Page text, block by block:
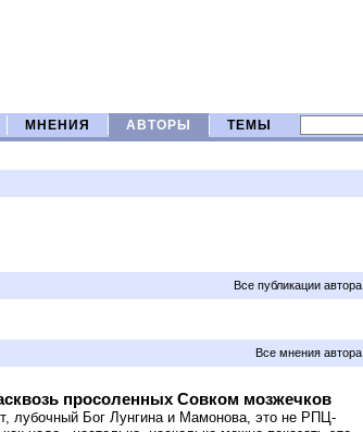
МНЕНИЯ АВТОРЫ ТЕМЫ
Все публикации автора
Все мнения автора
просоленных Совком мозжечков
лубочный Бог Лунгина и Мамонова, это не РПЦ-